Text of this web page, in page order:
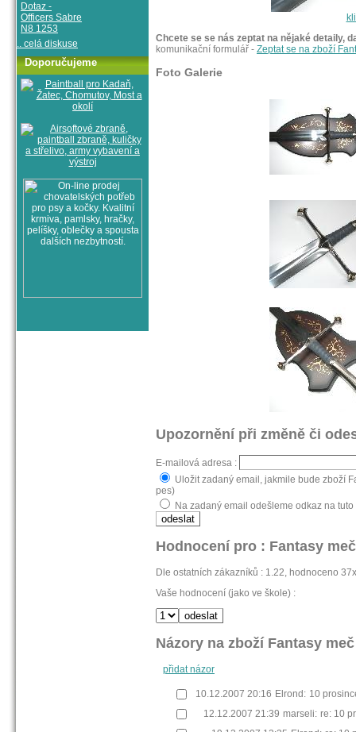
Chcete se se nás zeptat na nějaké detaily,
komunikační formulář - Zeptat se na zboží
Foto Galerie
Upozornění při změně či
E-mailová adresa :
Uložit zadaný email, jakmile bude zboží
pes)
Na zadaný email odešleme odkaz na
Hodnocení pro : Fantasy meč
Dle ostatních zákazníků : 1.22, hodnoceno 37x
Vaše hodnocení (jako ve škole) :
Názory na zboží Fantasy meč
přidat názor
10.12.2007 20:16 Elrond: 10
12.12.2007 21:39 marseli: re: 10
Dotaz -
Officers Sabre
N8 1253
.. celá diskuse
Doporučujeme